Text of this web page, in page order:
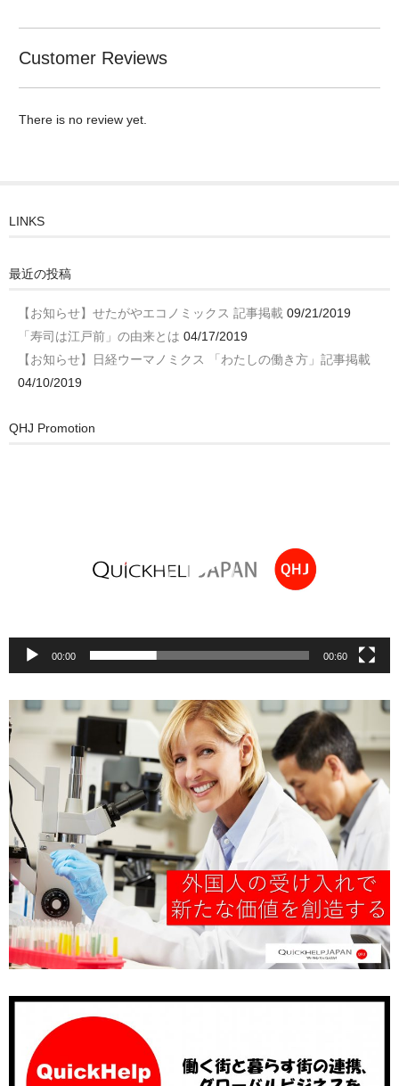
Customer Reviews
There is no review yet.
LINKS
最近の投稿
【お知らせ】せたがやエコノミックス 記事掲載 09/21/2019
「寿司は江戸前」の由来とは 04/17/2019
【お知らせ】日経ウーマノミクス 「わたしの働き方」記事掲載
04/10/2019
QHJ Promotion
00:00 00:60